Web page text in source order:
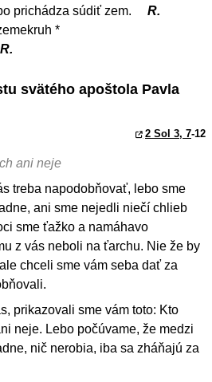
prichádza súdiť zem.
R.
*
R.
svätého apoštola Pavla
2 Sol 3, 7-12
ani neje
treba napodobňovať, lebo sme
ani sme nejedli niečí chlieb
sme ťažko a namáhavo
z vás neboli na ťarchu. Nie že by
chceli sme vám seba dať za
prikazovali sme vám toto: Kto
neje. Lebo počúvame, že medzi
nič nerobia, iba sa zháňajú za